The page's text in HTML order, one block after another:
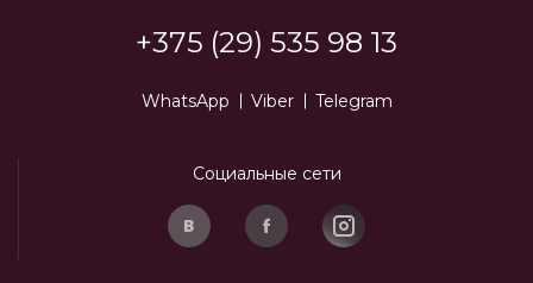
+375 (29) 535 98 13
WhatsApp Viber Telegram
Социальные сети